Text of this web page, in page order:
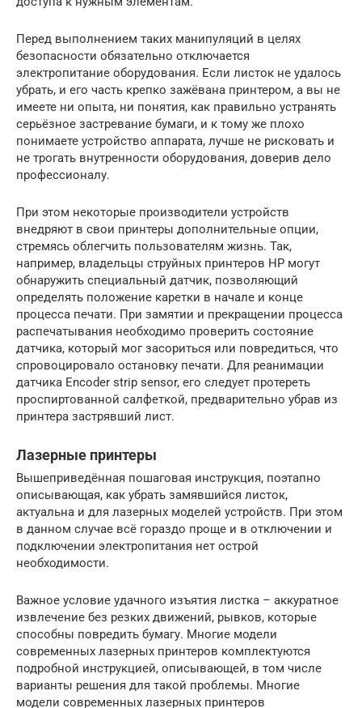
Перед выполнением таких манипуляций в целях
безопасности обязательно отключается
электропитание оборудования. Если листок не удалось
убрать, и его часть крепко зажёвана принтером, а вы не
имеете ни опыта, ни понятия, как правильно устранять
серьёзное застревание бумаги, и к тому же плохо
понимаете устройство аппарата, лучше не рисковать и
не трогать внутренности оборудования, доверив дело
профессионалу.
При этом некоторые производители устройств
внедряют в свои принтеры дополнительные опции,
стремясь облегчить пользователям жизнь. Так,
например, владельцы струйных принтеров НР могут
обнаружить специальный датчик, позволяющий
определять положение каретки в начале и конце
процесса печати. При замятии и прекращении процесса
распечатывания необходимо проверить состояние
датчика, который мог засориться или повредиться, что
спровоцировало остановку печати. Для реанимации
датчика Encoder strip sensor, его следует протереть
проспиртованной салфеткой, предварительно убрав из
принтера застрявший лист.
Лазерные принтеры
Вышеприведённая пошаговая инструкция, поэтапно
описывающая, как убрать замявшийся листок,
актуальна и для лазерных моделей устройств. При этом
в данном случае всё гораздо проще и в отключении и
подключении электропитания нет острой
необходимости.
Важное условие удачного изъятия листка – аккуратное
извлечение без резких движений, рывков, которые
способны повредить бумагу. Многие модели
современных лазерных принтеров комплектуются
подробной инструкцией, описывающей, в том числе
варианты решения для такой проблемы. Многие
модели современных лазерных принтеров